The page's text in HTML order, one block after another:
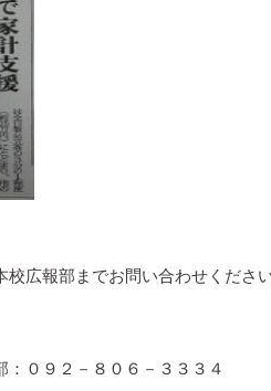
校広報部までお問い合わせくださ
：０９２－８０６－３３３４